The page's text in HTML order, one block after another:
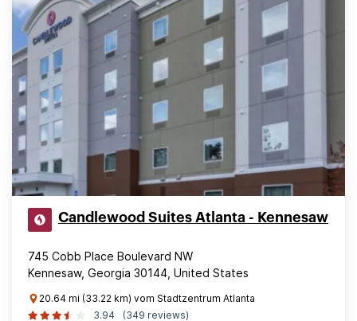
Candlewood Suites Atlanta - Kennesaw
745 Cobb Place Boulevard NW
Kennesaw, Georgia 30144, United States
20.64 mi (33.22 km) vom Stadtzentrum Atlanta
3.94
(349 reviews)